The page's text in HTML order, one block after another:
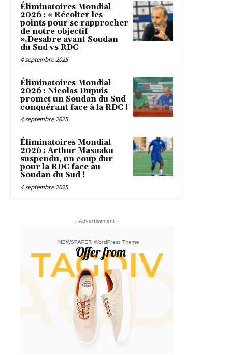
Éliminatoires Mondial
2026 : « Récolter les
points pour se rapprocher
de notre objectif
»,Desabre avant Soudan
du Sud vs RDC
4 septembre 2025
Éliminatoires Mondial
2026 : Nicolas Dupuis
promet un Soudan du Sud
conquérant face à la RDC !
4 septembre 2025
Éliminatoires Mondial
2026 : Arthur Masuaku
suspendu, un coup dur
pour la RDC face au
Soudan du Sud !
4 septembre 2025
- Advertisement -